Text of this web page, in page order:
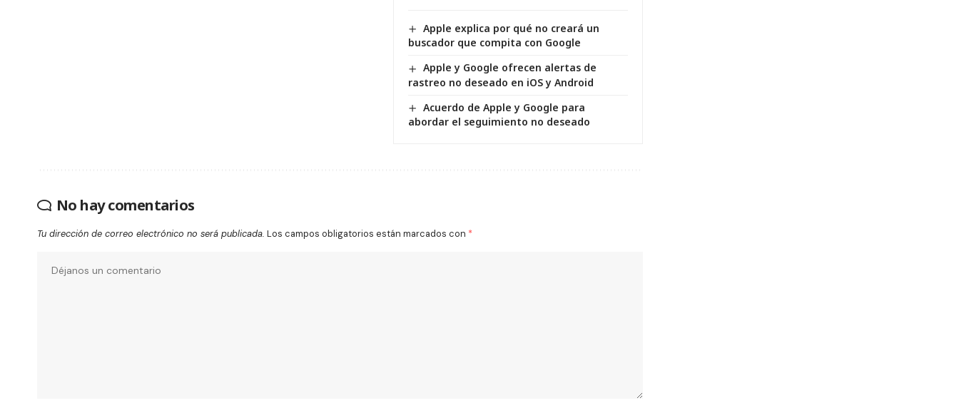
Apple explica por qué no creará un
buscador que compita con Google
Apple y Google ofrecen alertas de
rastreo no deseado en iOS y Android
Acuerdo de Apple y Google para
abordar el seguimiento no deseado
No hay comentarios
Tu dirección de correo electrónico no será publicada. Los campos obligatorios están marcados con *